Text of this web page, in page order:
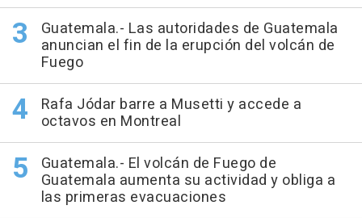
Guatemala.- Las autoridades de Guatemala
anuncian el fin de la erupción del volcán de
Fuego
Rafa Jódar barre a Musetti y accede a
octavos en Montreal
Guatemala.- El volcán de Fuego de
Guatemala aumenta su actividad y obliga a
las primeras evacuaciones